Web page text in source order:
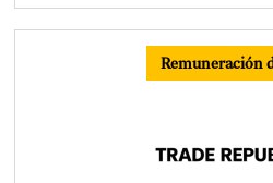
Remuneración